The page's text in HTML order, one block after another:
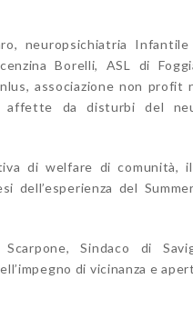
neuropsichiatria
Borelli, ASL di
associazione non
affette da disturbi del
di welfare di
dell’esperienza del
Sindaco di
di vicinanza e